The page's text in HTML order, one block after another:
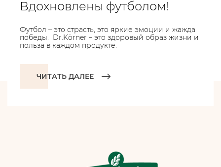
Вдохновлены футболом!
Футбол – это страсть, это яркие эмоции и жажда
победы. Dr.Körner – это здоровый образ жизни и
польза в каждом продукте.
ЧИТАТЬ ДАЛЕЕ